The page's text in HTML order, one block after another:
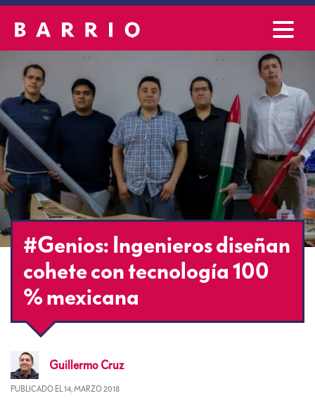
#Genios: Ingenieros diseñan
cohete con tecnología 100
% mexicana
Guillermo Cruz
PUBLICADO EL 14, MARZO 2018